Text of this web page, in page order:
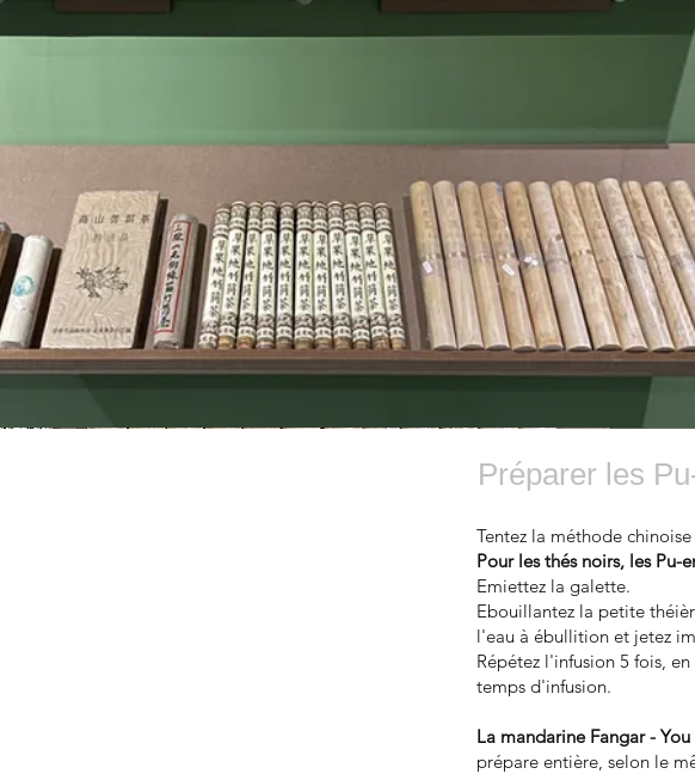
Préparer les
Tentez la méthode
Pour les thés noirs, les Pu-
Emiettez la galette.
​Ebouillantez la petite
l'eau à ébullition et jetez
Répétez l'infusion 5 fois,
temps d'infusion.
La mandarine Fangar -
prépare entière, selon le